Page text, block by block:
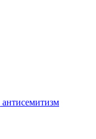
антисемитизм